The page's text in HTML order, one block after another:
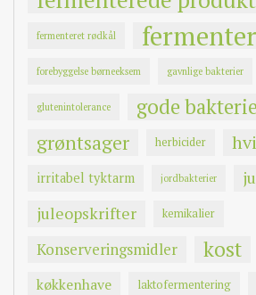
fermenteret rødkål
forebyggelse børneeksem gavnlige bakterier
glutenintolerance gode
grøntsager herbicider
irritabel tyktarm jordbakterier
juleopskrifter kemikalier
Konserveringsmidler kost
køkkenhave laktofermentering